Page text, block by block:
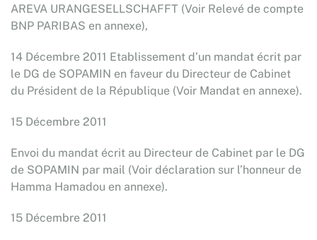
AREVA URANGESELLSCHAFFT (Voir Relevé de compte
BNP PARIBAS en annexe),
14 Décembre 2011 Etablissement d’un mandat écrit par
le DG de SOPAMIN en faveur du Directeur de Cabinet
du Président de la République (Voir Mandat en annexe).
15 Décembre 2011
Envoi du mandat écrit au Directeur de Cabinet par le DG
de SOPAMIN par mail (Voir déclaration sur l’honneur de
Hamma Hamadou en annexe).
15 Décembre 2011